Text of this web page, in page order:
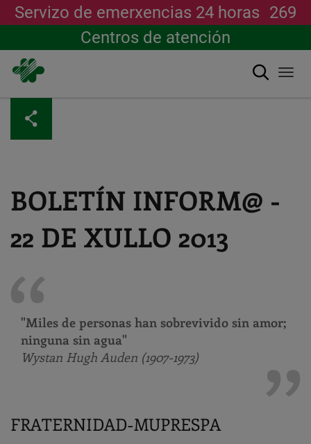
contido
principal
Servizo de emerxencias 24 horas 269
Centros de atención
Buscar
BOLETÍN INFORM@ -
22 DE XULLO 2013
"Miles de personas han sobrevivido sin amor;
ninguna sin agua"
Wystan Hugh Auden (1907-1973)
FRATERNIDAD-MUPRESPA